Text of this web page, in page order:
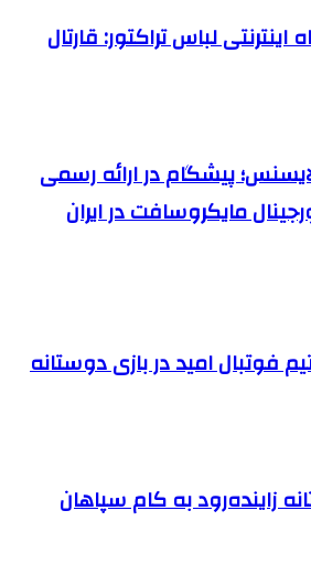
لباس تراکتور: قارتال
پیشگام در ارائه رسمی
مایکروسافت در ایران
فوتبال امید در بازی دوستانه
زاینده‌رود به کام سپاهان